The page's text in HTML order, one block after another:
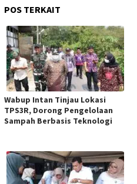
POS TERKAIT
Wabup Intan Tinjau Lokasi
TPS3R, Dorong Pengelolaan
Sampah Berbasis Teknologi